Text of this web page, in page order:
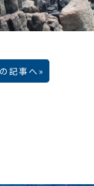
記事へ